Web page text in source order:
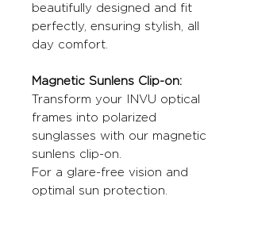
beautifully designed and fit
perfectly, ensuring stylish, all
day comfort.
Magnetic Sunlens Clip-on:
Transform your INVU optical
frames into polarized
sunglasses with our magnetic
sunlens clip-on.
For a glare-free vision and
optimal sun protection.